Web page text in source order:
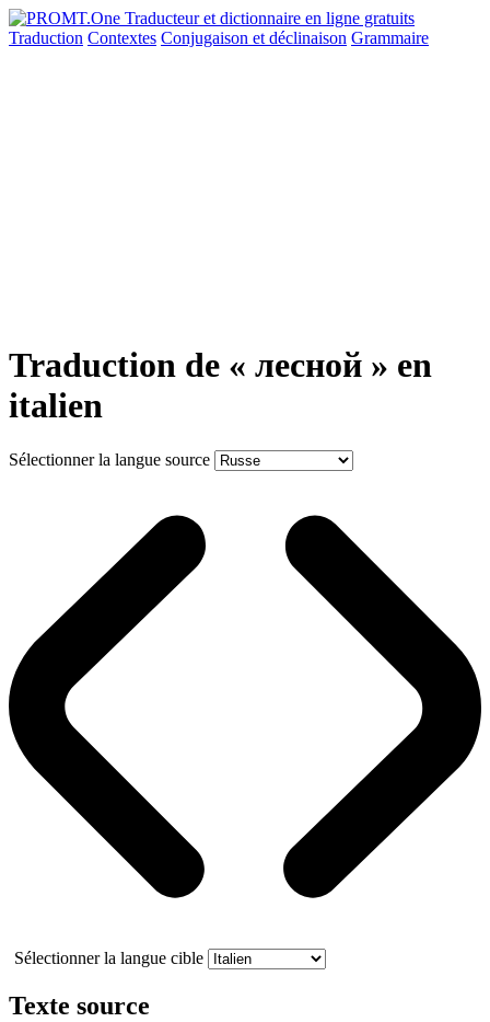
Traduction Contextes Conjugaison et déclinaison Grammaire
Traduction de « лесной » en
italien
Sélectionner la langue source
Sélectionner la langue cible
Texte source